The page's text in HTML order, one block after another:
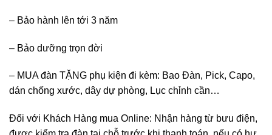
– Bảo hành lên tới 3 năm
– Bảo dưỡng trọn đời
– MUA đàn TẶNG phụ kiện đi kèm: Bao Đàn, Pick, Capo,
dán chống xước, dây dự phòng, Lục chỉnh cần…
Đối với Khách Hàng mua Online: Nhận hàng từ bưu điện,